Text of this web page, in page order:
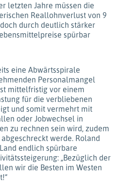
letzten Jahre müssen die
Reallohnverlust von 9
durch deutlich stärker
spürbar
eine Abwärtsspirale
Personalmangel
mittelfristig vor einem
für die verbliebenen
und somit vermehrt mit
oder Jobwechsel in
zu rechnen sein wird, zudem
werde. Roland
endlich spürbare
„Bezüglich der
wir die Besten im Westen